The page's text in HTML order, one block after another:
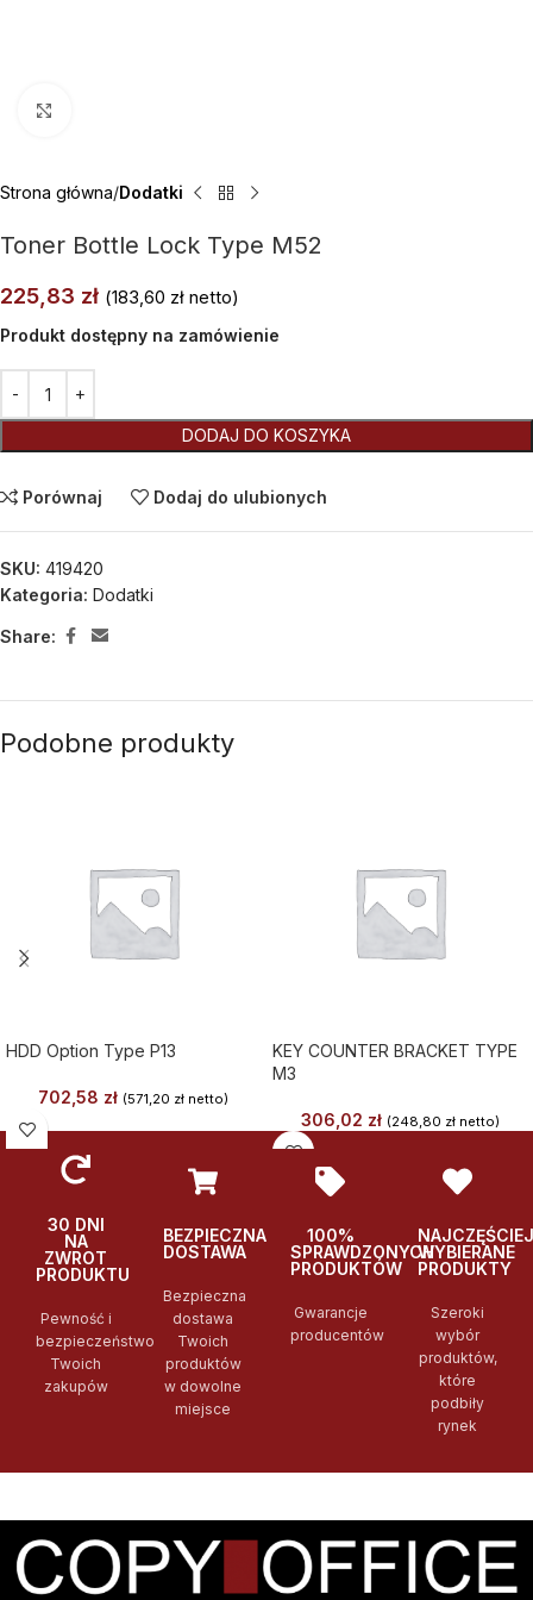
Strona główna Dodatki
Toner Bottle Lock Type M52
225,83 zł (183,60 zł netto)
Produkt dostępny na zamówienie
DODAJ DO KOSZYKA
Porównaj Dodaj do ulubionych
SKU: 419420
Kategoria: Dodatki
Share:
Podobne produkty
HDD Option Type P13
702,58 zł (571,20 zł netto)
KEY COUNTER BRACKET TYPE
M3
306,02 zł (248,80 złnetto)
30 DNI
NA
ZWROT
PRODUKTU
Pewność i
bezpieczeństwo
Twoich
zakupów
BEZPIECZNA
DOSTAWA
Bezpieczna
dostawa
Twoich
produktów
w dowolne
miejsce
100%
SPRAWDZONYCH
PRODUKTÓW
Gwarancje
producentów
NAJCZĘŚCIEJ
WYBIERANE
PRODUKTY
Szeroki
wybór
produktów,
które
podbiły
rynek